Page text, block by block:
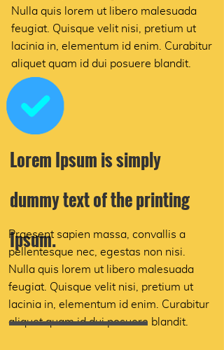
Nulla quis lorem ut libero malesuada
feugiat. Quisque velit nisi, pretium ut
lacinia in, elementum id enim. Curabitur
aliquet quam id dui posuere blandit.
Lorem Ipsum is simply
dummy text of the printing
Ipsum.
Praesent sapien massa, convallis a
pellentesque nec, egestas non nisi.
Nulla quis lorem ut libero malesuada
feugiat. Quisque velit nisi, pretium ut
lacinia in, elementum id enim. Curabitur
aliquet quam id dui posuere blandit.